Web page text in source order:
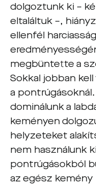
dolgoztunk ki –
eltaláltuk –,
ellenfél
megbüntette a
Sokkal jobban
a
dominálunk a
keményen
helyzeteket
nem használunk
pontrúgásokból
az egész kemény